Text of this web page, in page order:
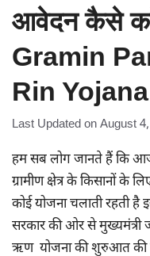
आवेदन कैसे
Gramin
Rin Yojana
Last Updated on August
हम सब लोग जानते हैं कि
ग्रामीण क्षेत्र के किसानों के
कोई योजना चलाती रहती है
सरकार की ओर से मुख्यमंत्री
ऋण योजना की शुरुआत की